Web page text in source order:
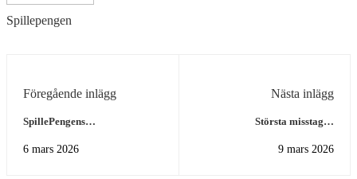
Spillepengen
Föregående inlägg
SpillePengens
6 mars 2026
Nästa inlägg
Största misstagen
9 mars 2026